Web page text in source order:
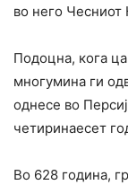
во него Чесниот
Подоцна, кога
многумина ги
однесе во
четиринаесет
Во 628 година,